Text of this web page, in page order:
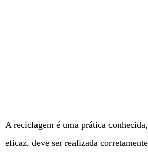
A reciclagem é uma prática
eficaz, deve ser realizada